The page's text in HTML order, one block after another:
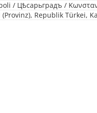
/ Цѣсарьградъ /
Republik Türkei,